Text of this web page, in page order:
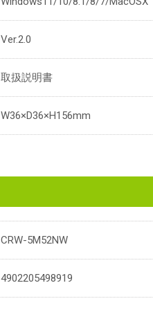
Ver.2.0
取扱説明書
W36×D36×H156mm
CRW-5M52NW
4902205498919